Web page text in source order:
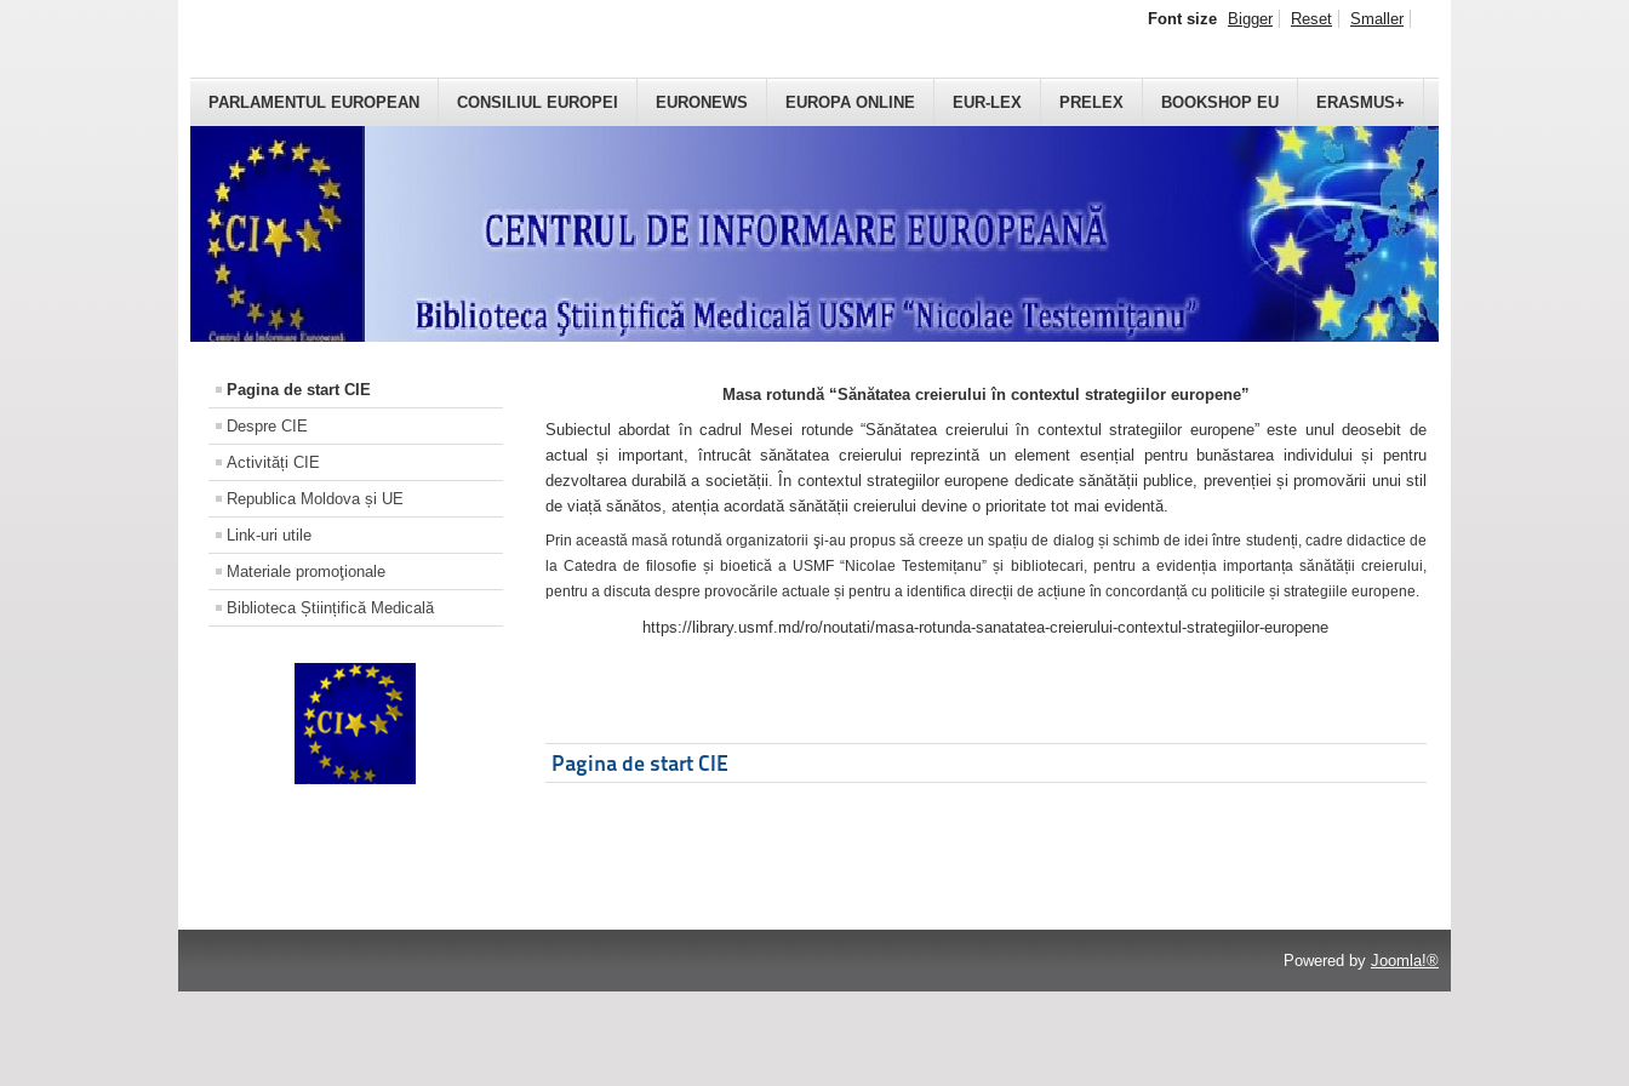
PARLAMENTUL EUROPEAN CONSILIUL EUROPEI EURONEWS EUROPA ONLINE EUR-LEX PRELEX BOOKSHOP EU ERASMUS+
Font size Bigger Reset Smaller
Pagina de start CIE
Despre CIE
Activități CIE
Republica Moldova și UE
Link-uri utile
Materiale promoţionale
Biblioteca Științifică Medicală
Masa rotundă “Sănătatea creierului în contextul strategiilor europene”
Subiectul abordat în cadrul Mesei rotunde “Sănătatea creierului în contextul strategiilor europene” este unul deosebit de
actual și important, întrucât sănătatea creierului reprezintă un element esențial pentru bunăstarea individului și pentru
dezvoltarea durabilă a societății. În contextul strategiilor europene dedicate sănătății publice, prevenției și promovării unui stil
de viață sănătos, atenția acordată sănătății creierului devine o prioritate tot mai evidentă.
Prin această masă rotundă organizatorii şi-au propus să creeze un spațiu de dialog și schimb de idei între studenți, cadre didactice de
la Catedra de filosofie și bioetică a USMF “Nicolae Testemițanu” și bibliotecari, pentru a evidenția importanța sănătății creierului,
pentru a discuta despre provocările actuale și pentru a identifica direcții de acțiune în concordanță cu politicile și strategiile europene.
https://library.usmf.md/ro/noutati/masa-rotunda-sanatatea-creierului-contextul-strategiilor-europene
Pagina de start CIE
Powered by Joomla!®